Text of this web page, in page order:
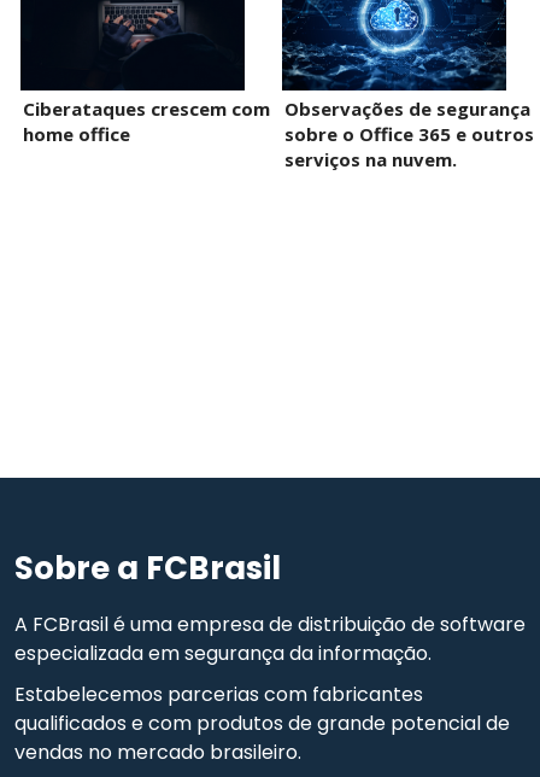
Ciberataques crescem com
home office
Observações de segurança
sobre o Office 365 e outros
serviços na nuvem.
Sobre a FCBrasil
A FCBrasil é uma empresa de distribuição de software
especializada em segurança da informação.
Estabelecemos parcerias com fabricantes
qualificados e com produtos de grande potencial de
vendas no mercado brasileiro.